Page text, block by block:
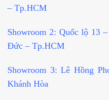
– Tp.HCM
Showroom 2: Quốc lộ 13
Đức – Tp.HCM
Showroom 3: Lê Hồng
Khánh Hòa